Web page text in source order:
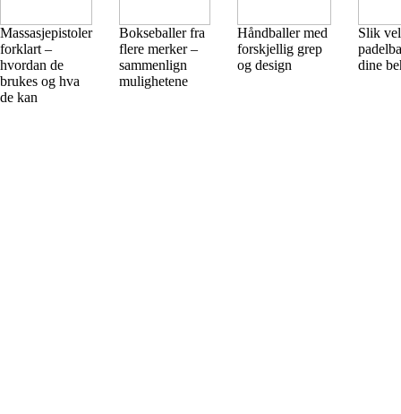
Massasjepistoler
forklart –
hvordan de
brukes og hva
de kan
Bokseballer fra
flere merker –
sammenlign
mulighetene
Håndballer med
forskjellig grep
og design
Slik
dine